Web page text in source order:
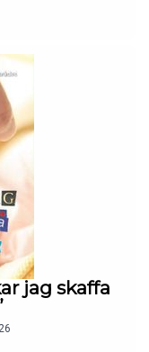
Ceuta. Vi
försök att
och varför
att det kostar
tveksamma
jag skaffa